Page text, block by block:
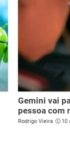
Gemini vai
pessoa com
Rodrigo Vieira 10